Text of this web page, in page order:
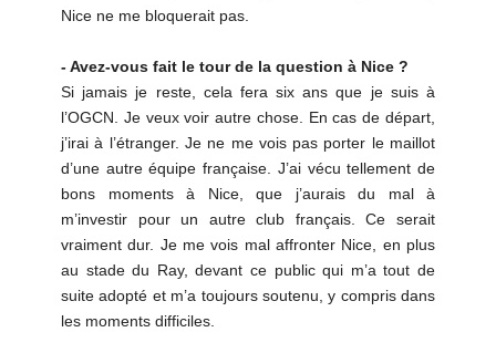
Nice ne me bloquerait pas.
- Avez-vous fait le tour de la question à Nice ?
Si jamais je reste, cela fera six ans que je suis à
l’OGCN. Je veux voir autre chose. En cas de départ,
j’irai à l’étranger. Je ne me vois pas porter le maillot
d’une autre équipe française. J’ai vécu tellement de
bons moments à Nice, que j’aurais du mal à
m’investir pour un autre club français. Ce serait
vraiment dur. Je me vois mal affronter Nice, en plus
au stade du Ray, devant ce public qui m’a tout de
suite adopté et m’a toujours soutenu, y compris dans
les moments difficiles.